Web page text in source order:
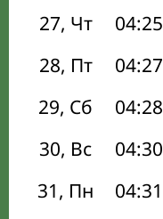
27, Чт
04:25
28, Пт
04:27
29, Сб
04:28
30, Вс
04:30
31, Пн
04:31